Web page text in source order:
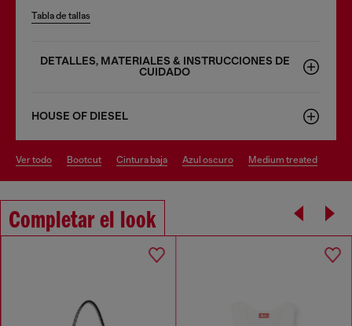
Tabla de tallas
DETALLES, MATERIALES & INSTRUCCIONES DE
CUIDADO
HOUSE OF DIESEL
ver todo bootcut cintura baja azul oscuro medium treated
Completar el look